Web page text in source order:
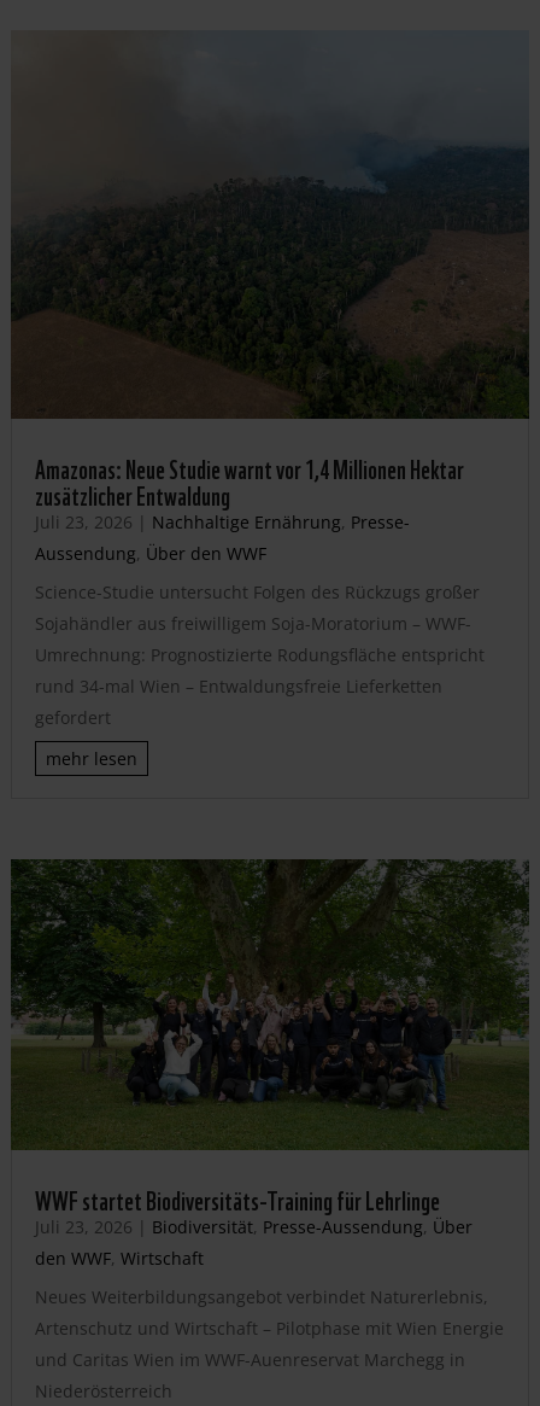
Amazonas: Neue Studie warnt vor 1,4 Millionen Hektar
zusätzlicher Entwaldung
Juli 23, 2026 | Nachhaltige Ernährung, Presse-
Aussendung, Über den WWF
Science-Studie untersucht Folgen des Rückzugs großer
Sojahändler aus freiwilligem Soja-Moratorium – WWF-
Umrechnung: Prognostizierte Rodungsfläche entspricht
rund 34-mal Wien – Entwaldungsfreie Lieferketten
gefordert
mehr lesen
WWF startet Biodiversitäts-Training für Lehrlinge
Juli 23, 2026 | Biodiversität, Presse-Aussendung, Über
den WWF, Wirtschaft
Neues Weiterbildungsangebot verbindet Naturerlebnis,
Artenschutz und Wirtschaft – Pilotphase mit Wien Energie
und Caritas Wien im WWF-Auenreservat Marchegg in
Niederösterreich